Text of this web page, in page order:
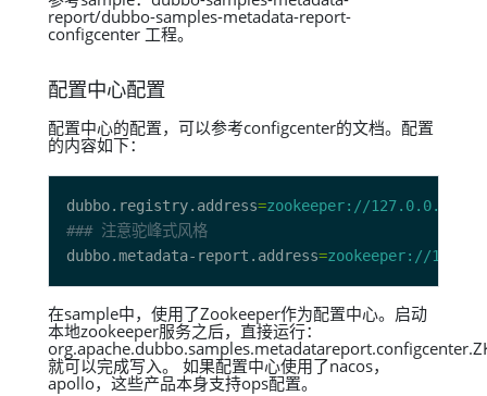
report/dubbo-samples-metadata-report-
configcenter 工程。
配置中心配置
配置中心的配置，可以参考configcenter的文档。配置
的内容如下：
dubbo.registry.address=zookeeper://
### 注意驼峰式风格
dubbo.metadata-report.address=zookeeper://
在sample中，使用了Zookeeper作为配置中心。启动
本地zookeeper服务之后，直接运行：
就可以完成写入。 如果配置中心使用了nacos，
apollo，这些产品本身支持ops配置。